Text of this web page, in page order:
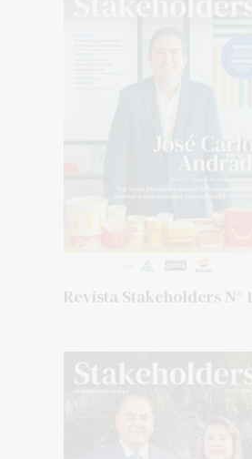
Revista Stakeholders N°